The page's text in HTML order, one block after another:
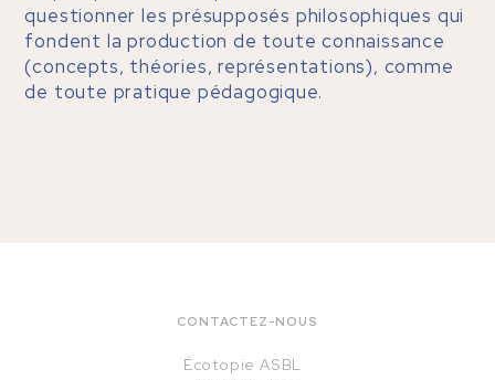
questionner les présupposés philosophiques qui
fondent la production de toute connaissance
(concepts, théories, représentations), comme
de toute pratique pédagogique.
CONTACTEZ-NOUS
Écotopie ASBL